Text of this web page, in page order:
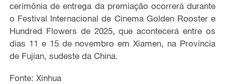
cerimônia de entrega da premiação ocorrerá durante
o Festival Internacional de Cinema Golden Rooster e
Hundred Flowers de 2025, que acontecerá entre os
dias 11 e 15 de novembro em Xiamen, na Província
de Fujian, sudeste da China.
Fonte: Xinhua